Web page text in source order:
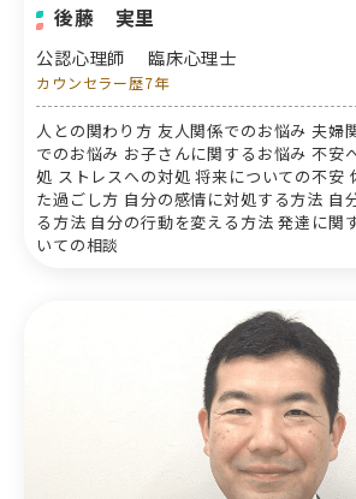
後藤 実里
公認心理師 臨床心理士
カウンセラー歴7年
人との関わり方 友人関係でのお悩み 夫婦
でのお悩み お子さんに関するお悩み 不安
処 ストレスへの対処 将来についての不安
た過ごし方 自分の感情に対処する方法 自
る方法 自分の行動を変える方法 発達に関
いての相談